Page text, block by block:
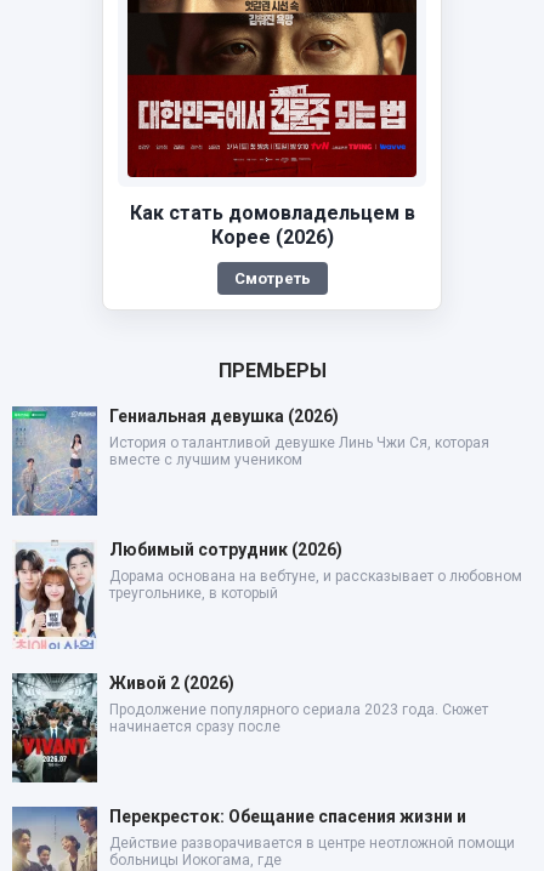
Как стать домовладельцем в
Корее (2026)
Смотреть
ПРЕМЬЕРЫ
Гениальная девушка (2026)
История о талантливой девушке Линь Чжи Ся, которая
вместе с лучшим учеником
Любимый сотрудник (2026)
Дорама основана на вебтуне, и рассказывает о любовном
треугольнике, в который
Живой 2 (2026)
Продолжение популярного сериала 2023 года. Сюжет
начинается сразу после
Перекресток: Обещание спасения жизни и
Действие разворачивается в центре неотложной помощи
больницы Иокогама, где